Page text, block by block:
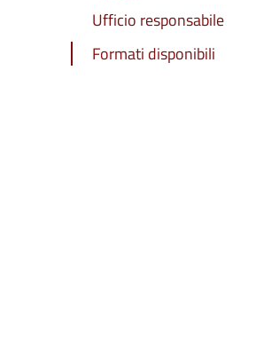
Ufficio responsabile
Formati disponibili